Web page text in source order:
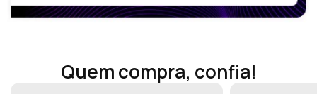
Quem compra, confia!